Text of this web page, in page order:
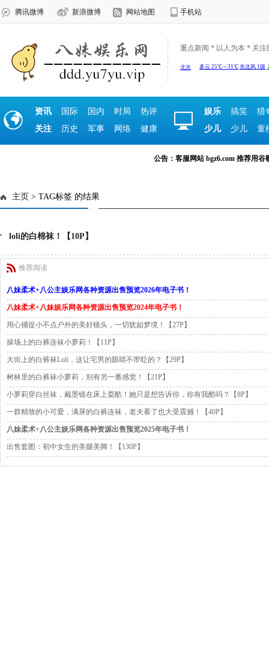
腾讯微博 新浪微博 网站地图 手机站
重点新闻 * 以人为本 * 关注
资讯 国际 国内 时局
热评
关注
历史 军事 网络 健康
娱乐 搞笑
猎
少儿
少儿 童
公告：客服网站 bgz6.com 推荐用谷
主页 > TAG标签 的结果
loli的白棉袜！【10P】
推荐阅读
八妹柔术+八公主娱乐网各种资源出售预览2026年电子书！
八妹柔术+八妹娱乐网各种资源出售预览2024年电子书！
用心捕捉小不点户外的美好镜头，一切犹如梦境！【27P】
操场上的白裤连袜小萝莉！【11P】
大街上的白裤袜Loli，这让宅男的眼睛不带眨的？【29P】
树林里的白裤袜小萝莉，别有另一番感觉！【21P】
小萝莉穿白丝袜，戴墨镜在床上耍酷！她只是想告诉你，你有我酷吗？【8P】
一群精致的小可爱，满屏的白裤连袜，老夫看了也大受震撼！【40P】
八妹柔术+八公主娱乐网各种资源出售预览2025年电子书！
出售套图：初中女生的美腿美脚！【130P】